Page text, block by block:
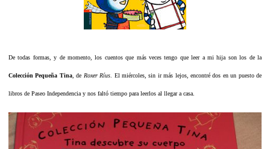
De todas formas, y de momento, los cuentos que más veces tengo que leer a mi hija son los de la
Colección Pequeña Tina, de Roxer Ríus . El miércoles, sin ir más lejos, encontré dos en un puesto de
libros de Paseo Independencia y nos faltó tiempo para leerlos al llegar a casa.